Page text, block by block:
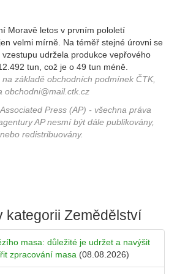
Moravě letos v prvním pololetí
velmi mírně. Na téměř stejné úrovni se
udržela produkce vepřového
tun, což je o 49 tun méně.
základě obchodních podmínek ČTK,
obchodni@mail.ctk.cz
Press (AP) - všechna práva
AP nesmí být dále publikovány,
redistribuovány.
kategorii Zemědělství
masa: důležité je udržet a navýšit
zpracování masa (08.08.2026)